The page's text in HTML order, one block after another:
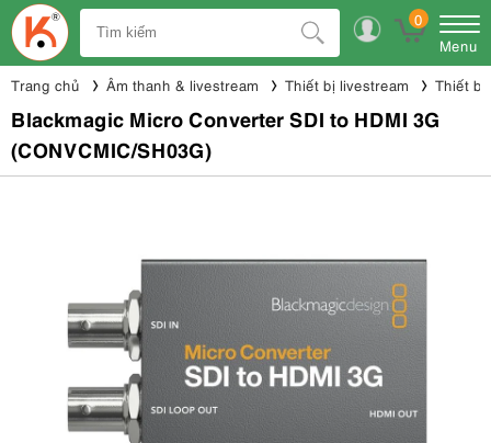
0
Menu
Trang chủ Âm thanh & livestream Thiết bị livestream Thiết bị
Blackmagic Micro Converter SDI to HDMI 3G
(CONVCMIC/SH03G)